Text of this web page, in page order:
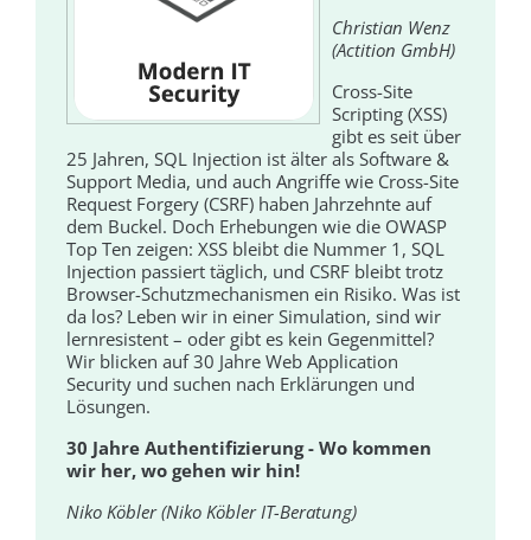
Christian Wenz
(Actition GmbH)
Cross-Site
Scripting (XSS)
gibt es seit über
25 Jahren, SQL Injection ist älter als Software &
Support Media, und auch Angriffe wie Cross-Site
Request Forgery (CSRF) haben Jahrzehnte auf
dem Buckel. Doch Erhebungen wie die OWASP
Top Ten zeigen: XSS bleibt die Nummer 1, SQL
Injection passiert täglich, und CSRF bleibt trotz
Browser-Schutzmechanismen ein Risiko. Was ist
da los? Leben wir in einer Simulation, sind wir
lernresistent – oder gibt es kein Gegenmittel?
Wir blicken auf 30 Jahre Web Application
Security und suchen nach Erklärungen und
Lösungen.
30 Jahre Authentifizierung - Wo kommen
wir her, wo gehen wir hin!
Niko Köbler (Niko Köbler IT-Beratung)